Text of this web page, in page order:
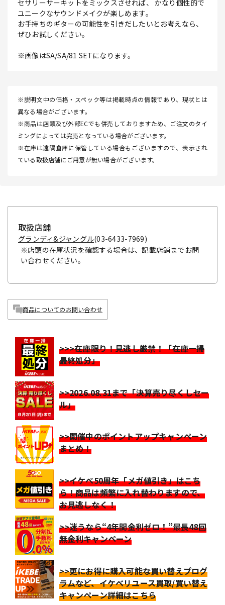
セサリーサーキットをミックスさせれば、 かなり個性的で
ユニークなサウンドメイクが楽しめます。
お手持ちのギターの可能性を引きだしたいとお考えなら、
ぜひお試しください。
※画像はSA/SA/81 SETになります。
※説明文中の価格・スペック等は掲載時点の情報であり、現状とは
異なる場合がございます。
※商品は店頭及び外部ECでも併売しておりますため、ご注文のタイ
ミングによっては完売となっている場合がございます。
※在庫は遠隔倉庫に保管している場合もございますので、表示され
ている取扱店舗にご用意が無い場合がございます。
取扱店舗
グランディ&ジャングル(03-6433-7969)
※店頭の在庫状況を確認する場合は、記載店舗までお問
い合わせください。
商品についてのお問い合わせ
>>>在庫限り！見逃し厳禁！「在庫一掃
最終処分」
>>2026.08.31まで「決算売り尽くしセー
ル」
>>開催中のポイントアップキャンペーン
まとめ！
>>イケベ50周年「メガ値引き」はこち
ら！商品は頻繁に入れ替わりますので、
お見逃しなく！
>>迷うなら“4年間金利ゼロ！”最長48回
無金利キャンペーン
>>更にお得に購入可能な買い替えプログ
ラムなど、イケベリユース買取/買い替え
キャンペーン詳細はこちら